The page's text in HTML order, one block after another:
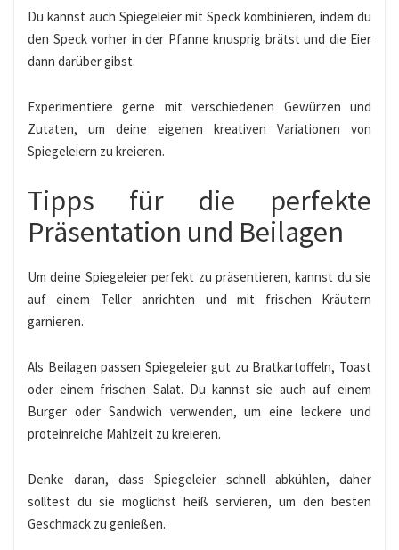
Du kannst auch Spiegeleier mit Speck kombinieren, indem du
den Speck vorher in der Pfanne knusprig brätst und die Eier
dann darüber gibst.
Experimentiere gerne mit verschiedenen Gewürzen und
Zutaten, um deine eigenen kreativen Variationen von
Spiegeleiern zu kreieren.
Tipps für die perfekte
Präsentation und Beilagen
Um deine Spiegeleier perfekt zu präsentieren, kannst du sie
auf einem Teller anrichten und mit frischen Kräutern
garnieren.
Als Beilagen passen Spiegeleier gut zu Bratkartoffeln, Toast
oder einem frischen Salat. Du kannst sie auch auf einem
Burger oder Sandwich verwenden, um eine leckere und
proteinreiche Mahlzeit zu kreieren.
Denke daran, dass Spiegeleier schnell abkühlen, daher
solltest du sie möglichst heiß servieren, um den besten
Geschmack zu genießen.